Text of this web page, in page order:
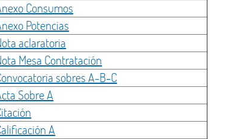
Consumos
Potencias
aclaratoria
Mesa Contratación
sobres A-B-C
Sobre A
A